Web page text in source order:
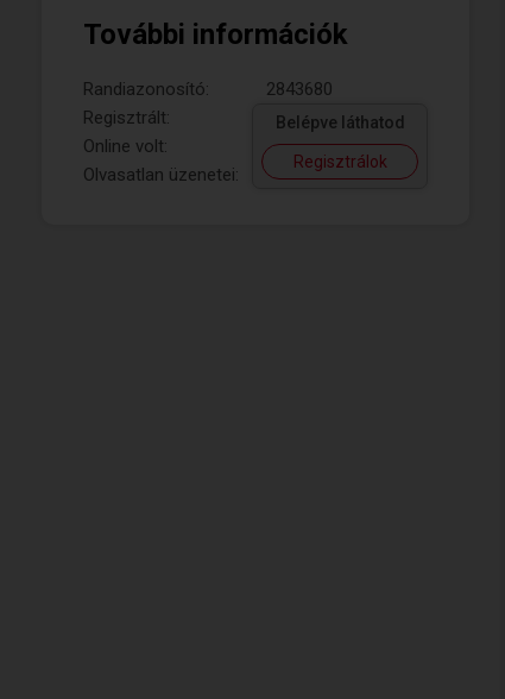
További információk
Randiazonosító:
2843680
Regisztrált:
Online volt:
Olvasatlan üzenetei:
Belépve láthatod
Regisztrálok